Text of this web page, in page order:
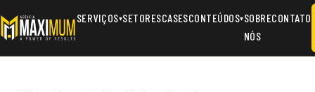
SERVIÇOS▾SETORESCASESCONTEÚDOS▾SOBRE
NÓS
CONTATO